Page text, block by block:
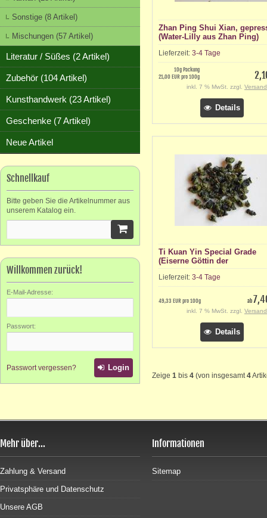
Sonstige (8 Artikel)
Mischungen (57 Artikel)
Literatur / Süßes (2 Artikel)
Zubehör (104 Artikel)
Kunsthandwerk (23 Artikel)
Geschenke (7 Artikel)
Neue Artikel
Schnellkauf
Bitte geben Sie die Artikelnummer aus
unserem Katalog ein.
Willkommen zurück!
E-Mail-Adresse:
Passwort:
Passwort vergessen? Login
Zhan Ping Shui Xian,
(Water-Lilly aus Zhan Ping)
Lieferzeit: 3-4 Tage
10g Packung
21,00 EUR pro 100g
inkl. 7 % MwSt. zzgl.
Details
Ti Kuan Yin Special Grade
(Eiserne Göttin der
Barmherzigkeit)
Lieferzeit: 3-4 Tage
ab
49,33 EUR pro 100g
inkl. 7 % MwSt. zzgl.
Details
Zeige 1 bis 4 (von insgesamt4
Mehr über...
Zahlung & Versand
Privatsphäre und Datenschutz
Unsere AGB
Informationen
Sitemap